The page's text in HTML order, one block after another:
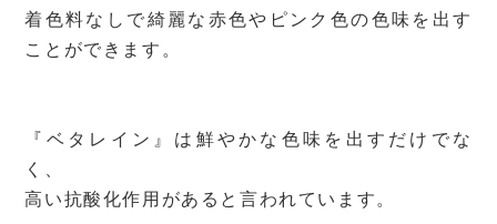
着色料なしで綺麗な赤色やピンク色の色味を出す
ことができます。
『ベタレイン』は鮮やかな色味を出すだけでな
く、
高い抗酸化作用があると言われています。